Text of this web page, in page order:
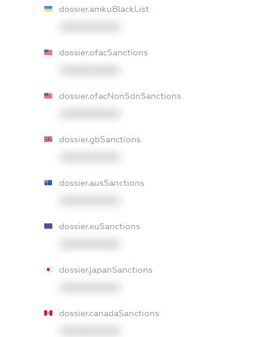
dossier.amkuBlackList
dossier.ofacSanctions
dossier.ofacNonSdnSanctions
dossier.gbSanctions
dossier.ausSanctions
dossier.euSanctions
dossier.japanSanctions
dossier.canadaSanctions